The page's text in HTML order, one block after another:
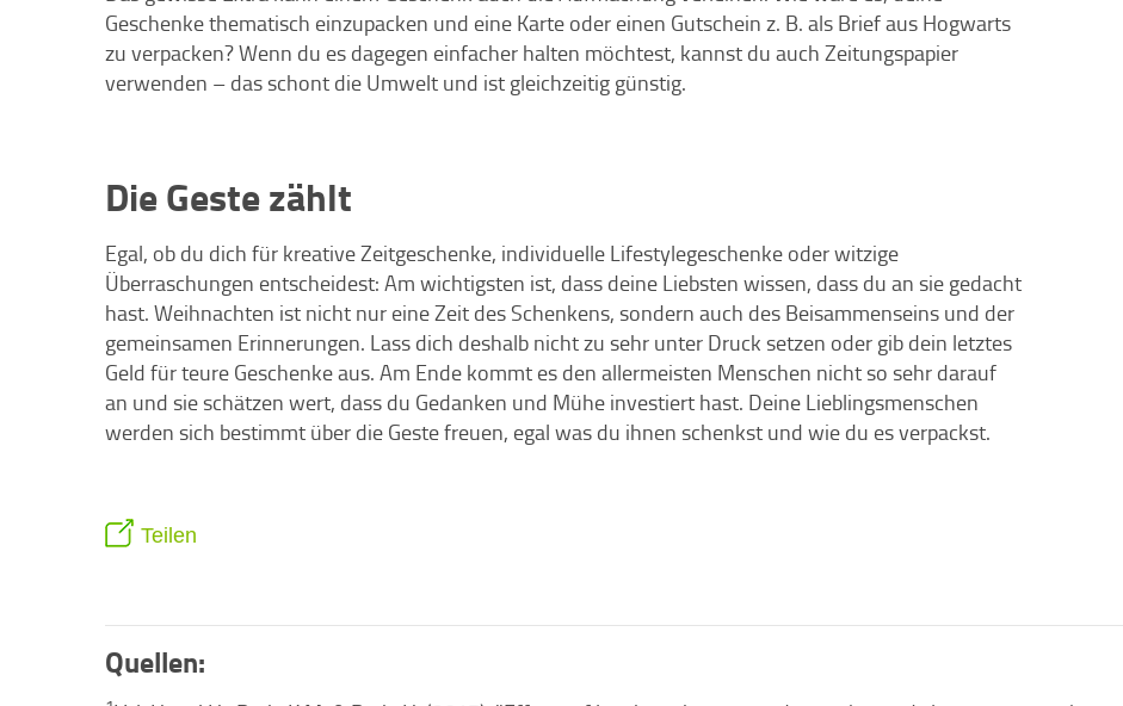
Geschenke thematisch einzupacken und eine Karte oder einen Gutschein z. B. als Brief aus Hogwarts
zu verpacken? Wenn du es dagegen einfacher halten möchtest, kannst du auch Zeitungspapier
verwenden – das schont die Umwelt und ist gleichzeitig günstig.
Die Geste zählt
Egal, ob du dich für kreative Zeitgeschenke, individuelle Lifestylegeschenke oder witzige
Überraschungen entscheidest: Am wichtigsten ist, dass deine Liebsten wissen, dass du an sie gedacht
hast. Weihnachten ist nicht nur eine Zeit des Schenkens, sondern auch des Beisammenseins und der
gemeinsamen Erinnerungen. Lass dich deshalb nicht zu sehr unter Druck setzen oder gib dein letztes
Geld für teure Geschenke aus. Am Ende kommt es den allermeisten Menschen nicht so sehr darauf
an und sie schätzen wert, dass du Gedanken und Mühe investiert hast. Deine Lieblingsmenschen
werden sich bestimmt über die Geste freuen, egal was du ihnen schenkst und wie du es verpackst.
Teilen
Quellen: